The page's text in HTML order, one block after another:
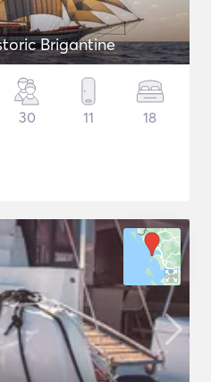
Brigantine
30 11 18